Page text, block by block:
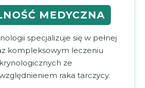
MEDYCZNA
specjalizuje się w pełnej
kompleksowym leczeniu
ze
raka tarczycy.